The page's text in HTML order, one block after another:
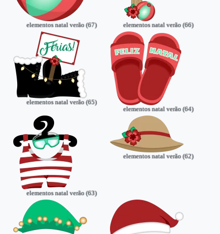
elementos natal verão (67) elementos natal verão (66)
elementos natal verão (65)
elementos natal verão (64)
elementos natal verão (63)
elementos natal verão (62)